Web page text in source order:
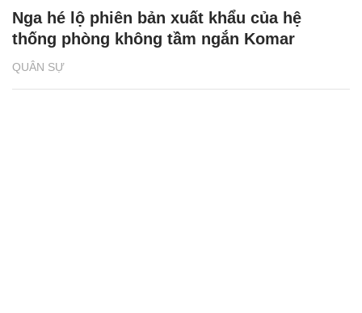
QUÂN SỰ
Nga hé lộ phiên bản xuất khẩu của hệ
thống phòng không tầm ngắn Komar